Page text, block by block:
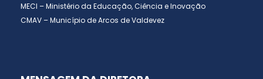
MECI – Ministério da Educação, Ciência e Inovação
CMAV – Município de Arcos de Valdevez